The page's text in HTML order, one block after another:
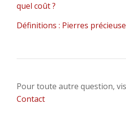
quel coût ?
Définitions : Pierres
Pour toute autre question,
Contact